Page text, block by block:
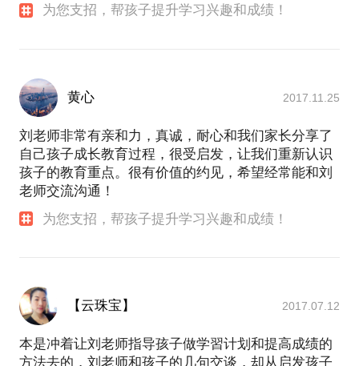
为您支招，帮孩子提升学习兴趣和成绩！
黄心 2017.11.25
刘老师非常有亲和力，真诚，耐心和我们家长分享了
自己孩子成长教育过程，很受启发，让我们重新认识
孩子的教育重点。很有价值的约见，希望经常能和刘
老师交流沟通！
为您支招，帮孩子提升学习兴趣和成绩！
【云珠宝】 2017.07.12
本是冲着让刘老师指导孩子做学習计划和提高成绩的
方法去的，刘老师和孩子的几句交谈，却从启发孩子